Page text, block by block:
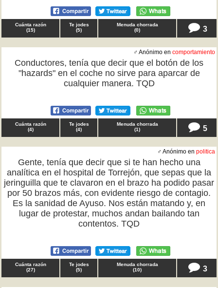
Cuánta razón
(15)
Te jodes
(5)
Menuda chorrada
(0) 3
♂ Anónimo en comportamiento
Conductores, tenía que decir que el botón de los
"hazards" en el coche no sirve para aparcar de
cualquier manera. TQD
Cuánta razón
(4)
Te jodes
(4)
Menuda chorrada
(1) 5
♂ Anónimo en politica
Gente, tenía que decir que si te han hecho una
analítica en el hospital de Torrejón, que sepas que la
jeringuilla que te clavaron en el brazo ha podido pasar
por 50 brazos más, con evidente riesgo de contagio.
Es la sanidad de Ayuso. Nos están matando y, en
lugar de protestar, muchos andan bailando tan
contentos. TQD
Cuánta razón
(27)
Te jodes
(5)
Menuda chorrada
(10) 3